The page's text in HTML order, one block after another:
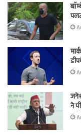
ने